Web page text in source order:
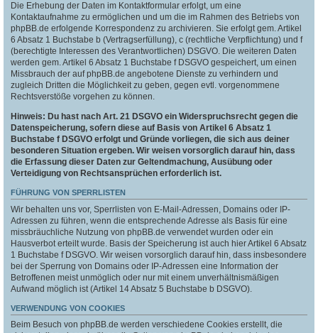
Die Erhebung der Daten im Kontaktformular erfolgt, um eine
Kontaktaufnahme zu ermöglichen und um die im Rahmen des Betriebs von
phpBB.de erfolgende Korrespondenz zu archivieren. Sie erfolgt gem. Artikel
6 Absatz 1 Buchstabe b (Vertragserfüllung), c (rechtliche Verpflichtung) und f
(berechtigte Interessen des Verantwortlichen) DSGVO. Die weiteren Daten
werden gem. Artikel 6 Absatz 1 Buchstabe f DSGVO gespeichert, um einen
Missbrauch der auf phpBB.de angebotene Dienste zu verhindern und
zugleich Dritten die Möglichkeit zu geben, gegen evtl. vorgenommene
Rechtsverstöße vorgehen zu können.
Hinweis: Du hast nach Art. 21 DSGVO ein Widerspruchsrecht gegen die
Datenspeicherung, sofern diese auf Basis von Artikel 6 Absatz 1
Buchstabe f DSGVO erfolgt und Gründe vorliegen, die sich aus deiner
besonderen Situation ergeben. Wir weisen vorsorglich darauf hin, dass
die Erfassung dieser Daten zur Geltendmachung, Ausübung oder
Verteidigung von Rechtsansprüchen erforderlich ist.
FÜHRUNG VON SPERRLISTEN
Wir behalten uns vor, Sperrlisten von E-Mail-Adressen, Domains oder IP-
Adressen zu führen, wenn die entsprechende Adresse als Basis für eine
missbräuchliche Nutzung von phpBB.de verwendet wurden oder ein
Hausverbot erteilt wurde. Basis der Speicherung ist auch hier Artikel 6 Absatz
1 Buchstabe f DSGVO. Wir weisen vorsorglich darauf hin, dass insbesondere
bei der Sperrung von Domains oder IP-Adressen eine Information der
Betroffenen meist unmöglich oder nur mit einem unverhältnismäßigen
Aufwand möglich ist (Artikel 14 Absatz 5 Buchstabe b DSGVO).
VERWENDUNG VON COOKIES
Beim Besuch von phpBB.de werden verschiedene Cookies erstellt, die